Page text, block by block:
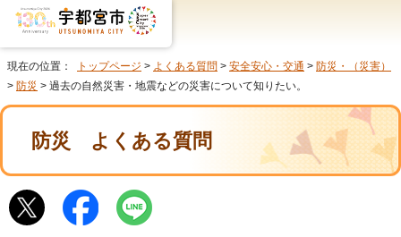
現在の位置： トップページ > よくある質問 > 安全安心・交通 > 防災・（災害）
> 防災 > 過去の自然災害・地震などの災害について知りたい。
防災 よくある質問